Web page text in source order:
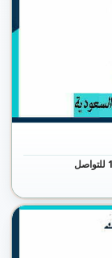
رقم طوارئ الصرف الصحي و المياه الوطنية السعودية 1448 للتواصل